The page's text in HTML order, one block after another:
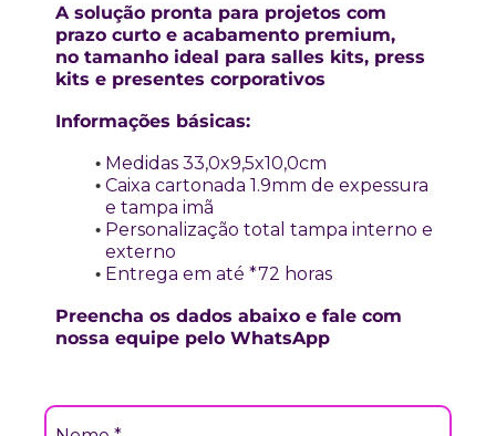
A solução pronta para projetos com
prazo curto e acabamento premium,
no tamanho ideal para salles kits, press
kits e presentes corporativos
Informações básicas:
Medidas 33,0x9,5x10,0cm
Caixa cartonada 1.9mm de expessura
e tampa imã
Personalização total tampa interno e
externo
Entrega em até *72 horas
Preencha os dados abaixo e fale com
nossa equipe pelo WhatsApp